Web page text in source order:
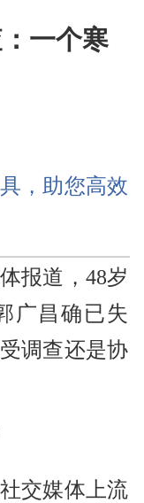
一个寒
，助您高效
报道，48岁
广昌确已失
调查还是协
交媒体上流